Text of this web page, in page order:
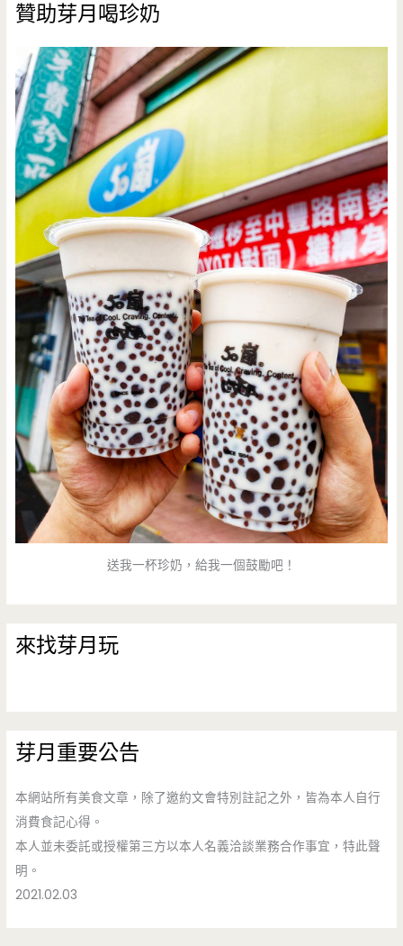
贊助芽月喝珍奶
送我一杯珍奶，給我一個鼓勵吧！
來找芽月玩
芽月重要公告
本網站所有美食文章，除了邀約文會特別註記之外，皆為本人自行
消費食記心得。
本人並未委託或授權第三方以本人名義洽談業務合作事宜，特此聲
明。
2021.02.03